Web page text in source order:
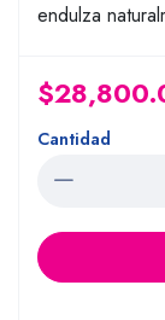
endulza
Cantidad